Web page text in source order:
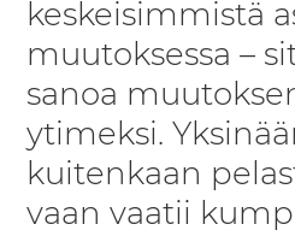
keskeisimmistä
muutoksessa –
sanoa
ytimeksi.
kuitenkaan
vaan vaatii